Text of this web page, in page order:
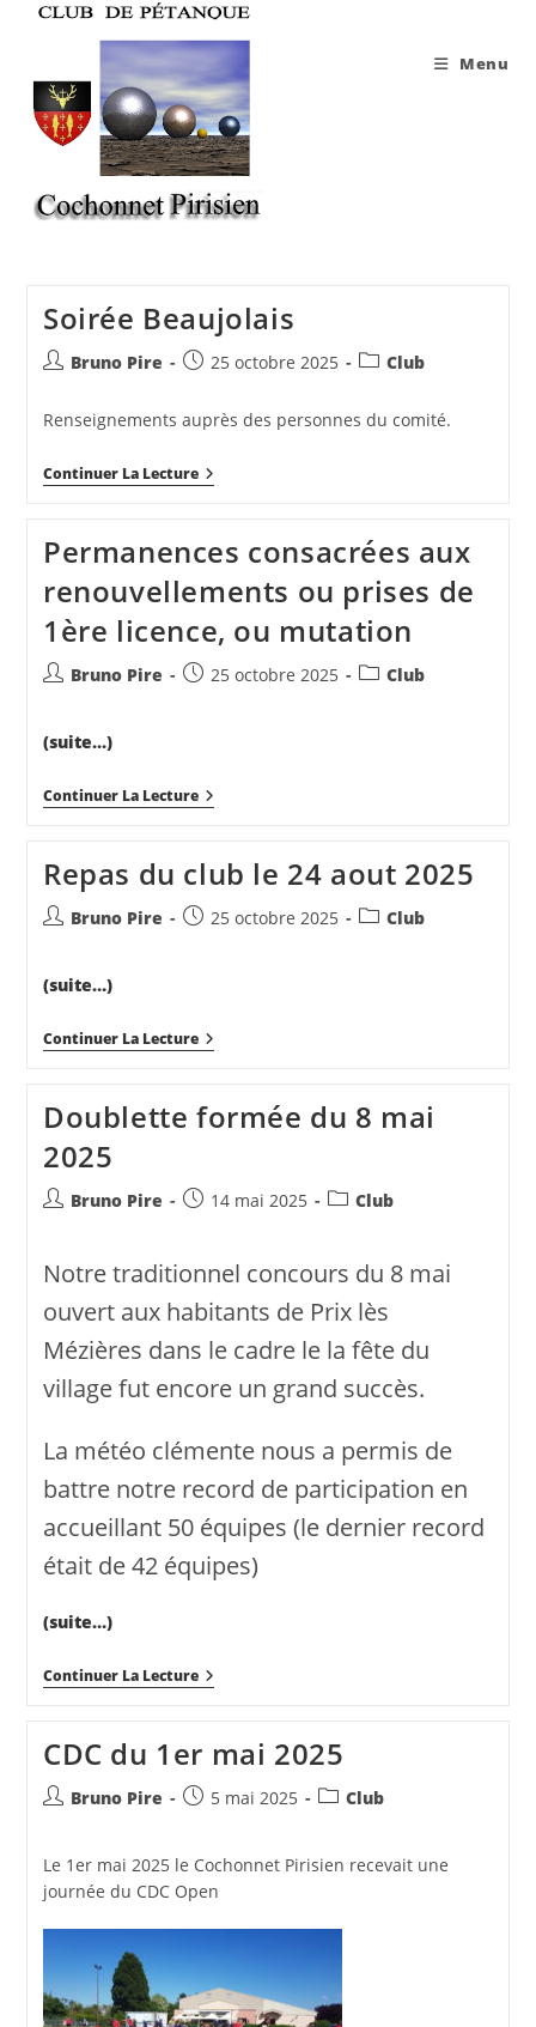
Menu
Soirée Beaujolais
Auteur/autrice
la
publication :
Bruno Pire
Publication
25 octobre 2025
PostClub
Renseignements auprès des personnes du comité.
Continuer La LectureSoirée
Beaujolais
Permanences consacrées aux
renouvellements ou prises de
1ère licence, ou mutation
Auteur/autrice
publication :
Bruno Pire
Publication
25 octobre 2025
PostClub
(suite…)
Continuer La LecturePermanences
Consacrées
Ou
Prises
De
1ère
Repas du club le 24 aout 2025
Auteur/autrice
publication :
Bruno Pire
Publication
25 octobre 2025
PostClub
(suite…)
Continuer La LectureRepas
Du
24
Aout
Doublette formée du 8 mai
2025
Auteur/autrice
publication :
Bruno Pire
Publication
14 mai 2025
PostClub
Notre traditionnel concours du 8 mai
ouvert aux habitants de Prix lès
Mézières dans le cadre le la fête du
village fut encore un grand succès.
La météo clémente nous a permis de
battre notre record de participation en
accueillant 50 équipes (le dernier record
était de 42 équipes)
(suite…)
Continuer La LectureDoublette
Formée
Mai
2025
CDC du 1er mai 2025
Auteur/autrice
publication :
Bruno Pire
Publication
5 mai 2025
PostClub
Le 1er mai 2025 le Cochonnet Pirisien recevait une
journée du CDC Open